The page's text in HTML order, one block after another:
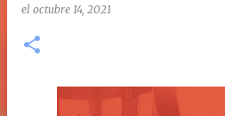
el octubre 14, 2021